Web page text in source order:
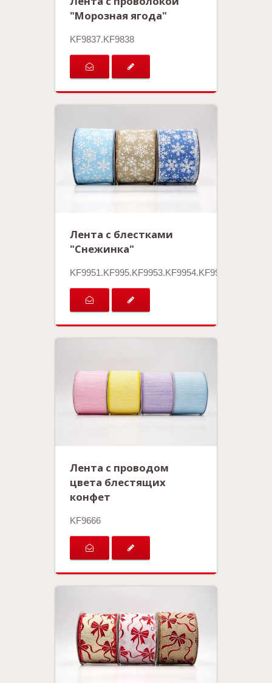
"Морозная ягода"
KF9837.KF9838
Лента с блестками
"Снежинка"
KF9951.KF995.KF9953.KF9954.KF9955
Лента с проводом
цвета блестящих
конфет
KF9666